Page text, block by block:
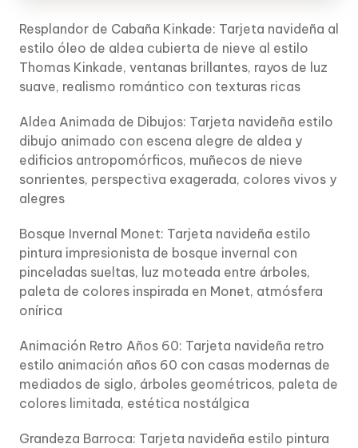
Resplandor de Cabaña Kinkade: Tarjeta navideña al
estilo óleo de aldea cubierta de nieve al estilo
Thomas Kinkade, ventanas brillantes, rayos de luz
suave, realismo romántico con texturas ricas
Aldea Animada de Dibujos: Tarjeta navideña estilo
dibujo animado con escena alegre de aldea y
edificios antropomórficos, muñecos de nieve
sonrientes, perspectiva exagerada, colores vivos y
alegres
Bosque Invernal Monet: Tarjeta navideña estilo
pintura impresionista de bosque invernal con
pinceladas sueltas, luz moteada entre árboles,
paleta de colores inspirada en Monet, atmósfera
onírica
Animación Retro Años 60: Tarjeta navideña retro
estilo animación años 60 con casas modernas de
mediados de siglo, árboles geométricos, paleta de
colores limitada, estética nostálgica
Grandeza Barroca: Tarjeta navideña estilo pintura